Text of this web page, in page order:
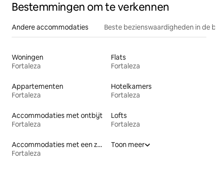
Bestemmingen om te verkennen
Andere accommodaties Beste bezienswaardigheden in de
Woningen
Fortaleza
Flats
Fortaleza
Appartementen
Fortaleza
Hotelkamers
Fortaleza
Accommodaties met ontbijt
Fortaleza
Lofts
Fortaleza
Accommodaties met een zwembad
Fortaleza
Toon meer